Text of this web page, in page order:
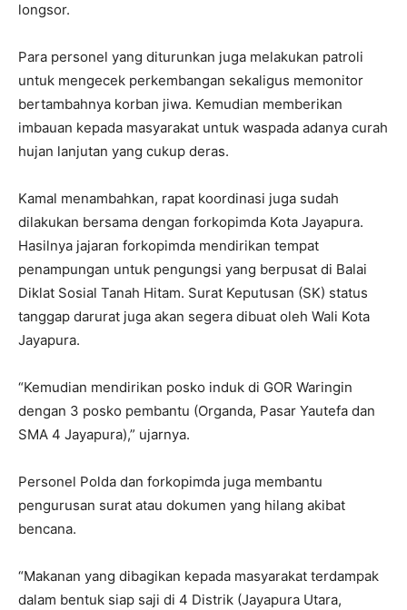
longsor.
Para personel yang diturunkan juga melakukan patroli
untuk mengecek perkembangan sekaligus memonitor
bertambahnya korban jiwa. Kemudian memberikan
imbauan kepada masyarakat untuk waspada adanya curah
hujan lanjutan yang cukup deras.
Kamal menambahkan, rapat koordinasi juga sudah
dilakukan bersama dengan forkopimda Kota Jayapura.
Hasilnya jajaran forkopimda mendirikan tempat
penampungan untuk pengungsi yang berpusat di Balai
Diklat Sosial Tanah Hitam. Surat Keputusan (SK) status
tanggap darurat juga akan segera dibuat oleh Wali Kota
Jayapura.
“Kemudian mendirikan posko induk di GOR Waringin
dengan 3 posko pembantu (Organda, Pasar Yautefa dan
SMA 4 Jayapura),” ujarnya.
Personel Polda dan forkopimda juga membantu
pengurusan surat atau dokumen yang hilang akibat
bencana.
“Makanan yang dibagikan kepada masyarakat terdampak
dalam bentuk siap saji di 4 Distrik (Jayapura Utara,